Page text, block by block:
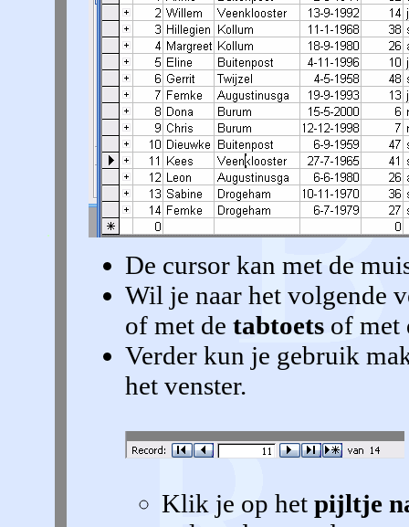
De cursor kan met de
Wil je naar het volgende
of met de tabtoetsof met
Verder kun je gebruik
het venster.
Klik je op het pijltje